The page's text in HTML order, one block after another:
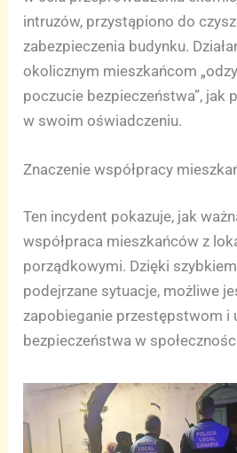
intruzów, przystąpiono do
zabezpieczenia budynku.
okolicznym mieszkańcom
poczucie bezpieczeństwa”, jak
w swoim oświadczeniu.
Znaczenie współpracy
Ten incydent pokazuje, jak
współpraca mieszkańców z
porządkowymi. Dzięki
podejrzane sytuacje, możliwe
zapobieganie przestępstwom i
bezpieczeństwa w